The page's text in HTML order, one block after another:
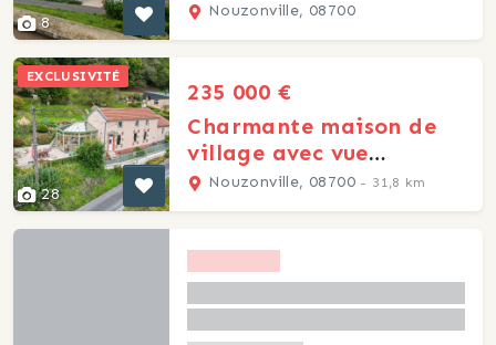
8
Nouzonville, 08700
28
EXCLUSIVITÉ
235 000 €
Charmante maison de
village avec vue
panoramique
Nouzonville, 08700 - 31,8 km